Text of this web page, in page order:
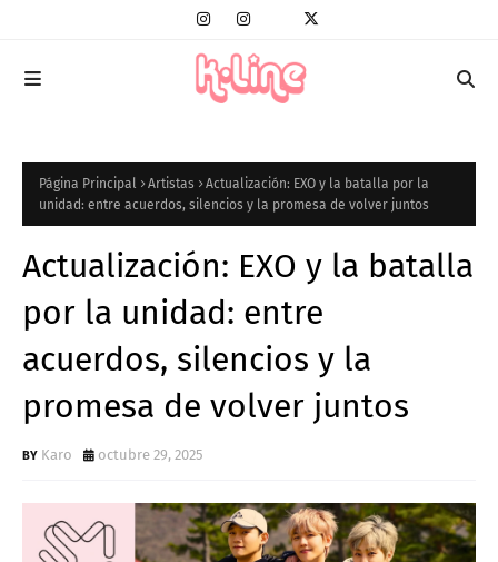
Página Principal Artistas
Actualización: EXO y la batalla por la
unidad: entre acuerdos, silencios y la promesa de volver juntos
Actualización: EXO y la batalla
por la unidad: entre
acuerdos, silencios y la
promesa de volver juntos
Karo octubre 29, 2025